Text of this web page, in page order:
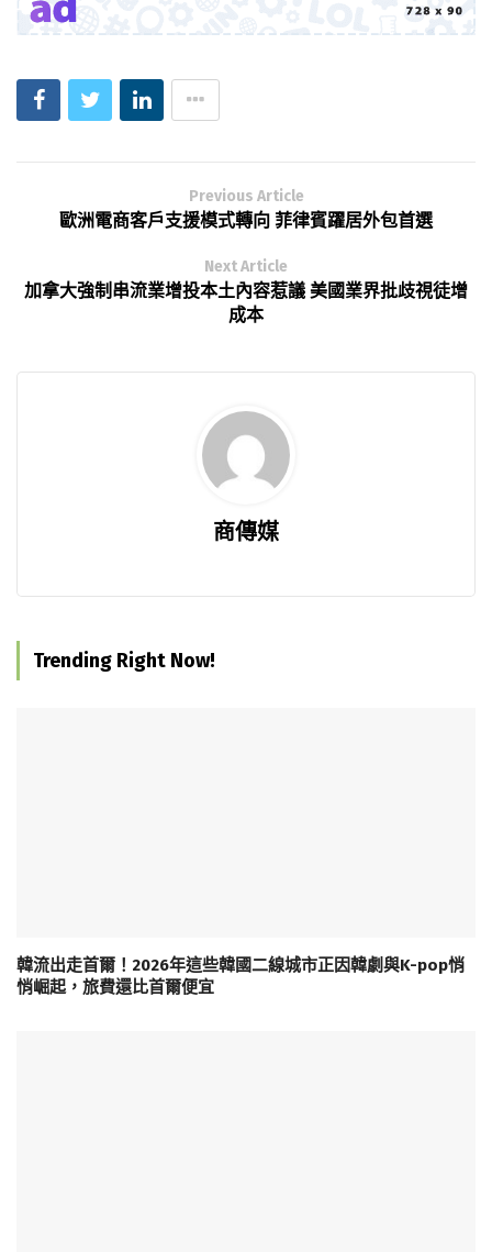
Previous Article
歐洲電商客戶支援模式轉向 菲律賓躍居外包首選
Next Article
加拿大強制串流業增投本土內容惹議 美國業界批歧視徒增
成本
商傳媒
Trending Right Now!
韓流出走首爾！2026年這些韓國二線城市正因韓劇與K-pop悄
悄崛起，旅費還比首爾便宜